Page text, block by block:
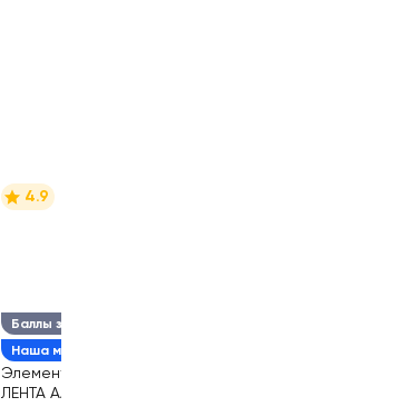
Баллы за отзыв
Наша марка
4.9
Элементы питания
ЛЕНТА АА алкалиновый